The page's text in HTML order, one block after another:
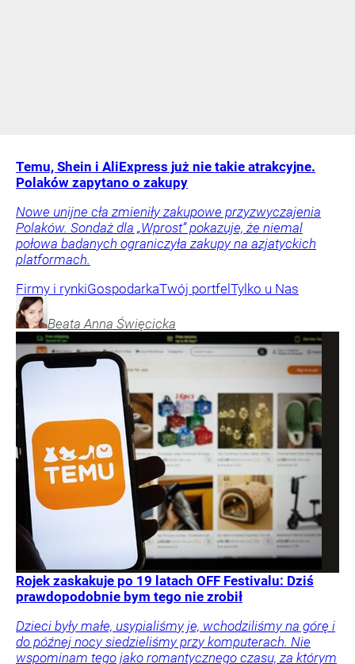
Temu, Shein i AliExpress już nie takie atrakcyjne.
Polaków zapytano o zakupy
Nowe unijne cła zmieniły zakupowe przyzwyczajenia
Polaków. Sondaż dla „Wprost” pokazuje, że niemal
połowa badanych ograniczyła zakupy na azjatyckich
platformach.
Firmy i rynkiGospodarkaTwój portfel Tylko u Nas
Beata Anna Święcicka
Rojek zaskakuje po 19 latach OFF Festivalu: Dziś
prawdopodobnie bym tego nie zrobił
Dzieci były małe, usypialiśmy je, wchodziliśmy na górę i
do późnej nocy siedzieliśmy przy komputerach. Nie
wspominam tego jako romantycznego czasu, za którym